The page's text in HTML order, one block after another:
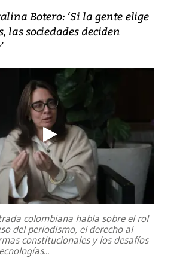
Botero: ‘Si la gente elige
las sociedades deciden
colombiana habla sobre el rol
del periodismo, el derecho al
constitucionales y los desafíos
...